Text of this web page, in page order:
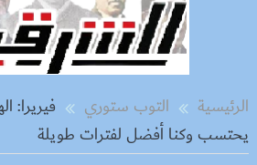
الرئيسية التوب ستوري
فيريرا:
يحتسب وكنا أفضل لفترات طويلة